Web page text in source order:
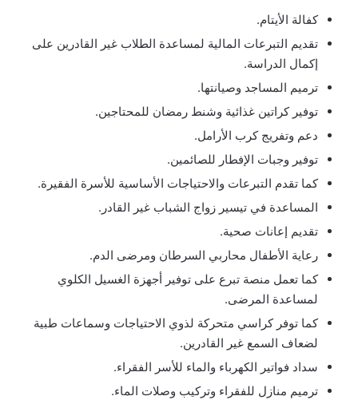
كفالة الأيتام.
تقديم التبرعات المالية لمساعدة الطلاب غير القادرين على
إكمال الدراسة.
ترميم المساجد وصيانتها.
توفير كراتين غذائية وشنط رمضان للمحتاجين.
دعم وتفريج كرب الأرامل.
توفير وجبات الإفطار للصائمين.
كما تقدم التبرعات والاحتياجات الأساسية للأسرة الفقيرة.
المساعدة في تيسير زواج الشباب غير القادر.
تقديم إعانات صحية.
رعاية الأطفال محاربي السرطان ومرضى الدم.
كما تعمل منصة تبرع على توفير أجهزة الغسيل الكلوي
لمساعدة المرضى.
كما توفر كراسي متحركة لذوي الاحتياجات وسماعات طبية
لضعاف السمع غير القادرين.
سداد فواتير الكهرباء والماء للأسر الفقراء.
ترميم منازل للفقراء وتركيب وصلات الماء.